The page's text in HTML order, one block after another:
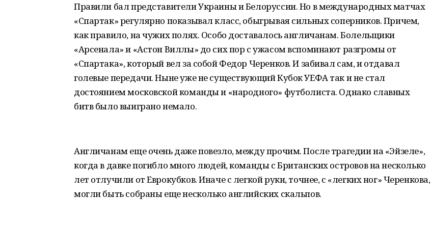
Правили бал представители Украины и Белоруссии. Но в международных матчах
«Спартак» регулярно показывал класс, обыгрывая сильных соперников. Причем,
как правило, на чужих полях. Особо доставалось англичанам. Болельщики
«Арсенала» и «Астон Виллы» до сих пор с ужасом вспоминают разгромы от
«Спартака», который вел за собой Федор Черенков. И забивал сам, и отдавал
голевые передачи. Ныне уже не существующий Кубок УЕФА так и не стал
достоянием московской команды и «народного» футболиста. Однако славных
битв было выиграно немало.
Англичанам еще очень даже повезло, между прочим. После трагедии на «Эйзеле»,
когда в давке погибло много людей, команды с Британских островов на несколько
лет отлучили от Еврокубков. Иначе с легкой руки, точнее, с «легких ног» Черенкова,
могли быть собраны еще несколько английских скальпов.